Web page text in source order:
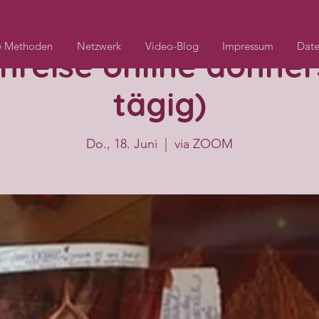
Methoden Netzwerk Video-Blog Impressum
online
tägig)
Do., 18. Juni via ZOOM